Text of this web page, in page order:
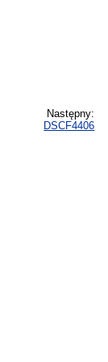
Następny:
DSCF4406